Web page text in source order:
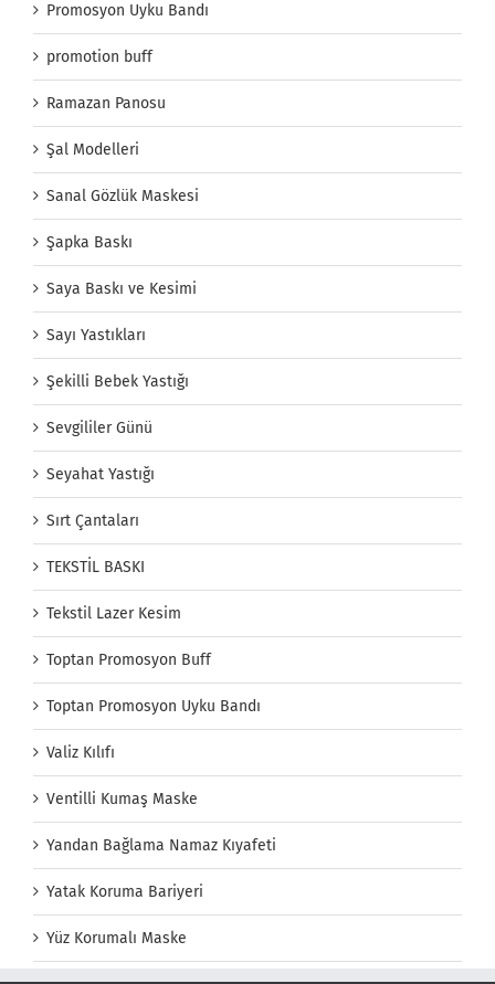
Promosyon Uyku Bandı
promotion buff
Ramazan Panosu
Şal Modelleri
Sanal Gözlük Maskesi
Şapka Baskı
Saya Baskı ve Kesimi
Sayı Yastıkları
Şekilli Bebek Yastığı
Sevgililer Günü
Seyahat Yastığı
Sırt Çantaları
TEKSTİL BASKI
Tekstil Lazer Kesim
Toptan Promosyon Buff
Toptan Promosyon Uyku Bandı
Valiz Kılıfı
Ventilli Kumaş Maske
Yandan Bağlama Namaz Kıyafeti
Yatak Koruma Bariyeri
Yüz Korumalı Maske